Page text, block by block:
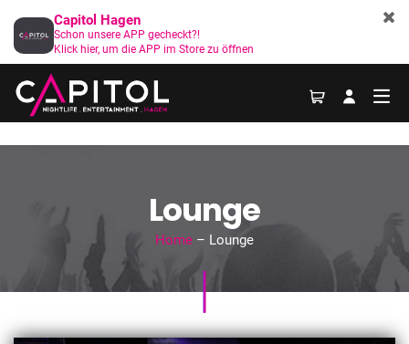
Lounge
Home– Lounge
Capitol Hagen
Schon unsere APP gecheckt?!
Klick hier, um die APP im Store zu öffnen